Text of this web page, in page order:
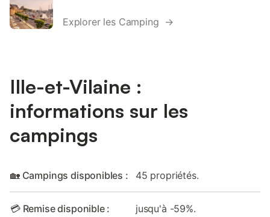
Explorer les Camping →
Ille-et-Vilaine :
informations sur les
campings
🏡 Campings disponibles : 45 propriétés.
💳 Remise disponible : jusqu'à -59%.